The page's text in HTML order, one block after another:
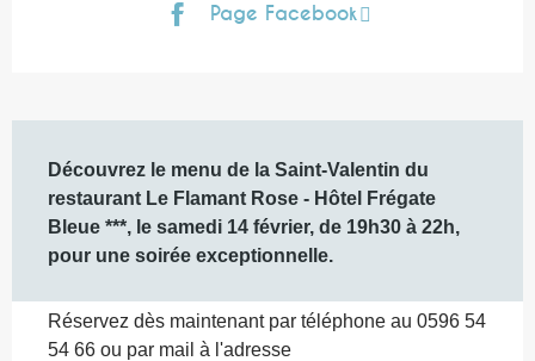
Page Facebook
Découvrez le menu de la Saint-Valentin du
restaurant Le Flamant Rose - Hôtel Frégate
Bleue ***, le samedi 14 février, de 19h30 à 22h,
pour une soirée exceptionnelle.
Réservez dès maintenant par téléphone au 0596 54